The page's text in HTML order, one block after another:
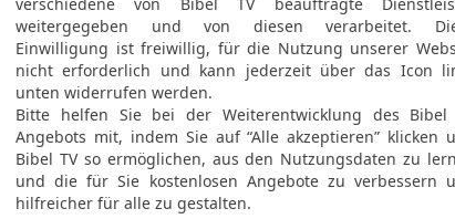
alle, die zum Tor
männlich war, ließ
und ein ging.
25 Aber am dritten
zwei Söhne Jakobs
jeder sein Schwert
erschlugen alles,